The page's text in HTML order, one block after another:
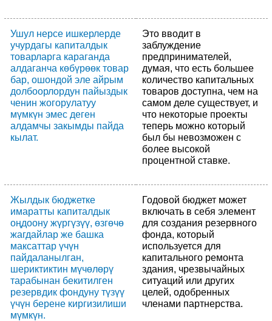
Ушул нерсе ишкерлерде
учурдагы капиталдык
товарларга караганда
алдаганча көбүрөөк товар
бар, ошондой эле айрым
долбоорлордун пайыздык
ченин жогорулатуу
мүмкүн эмес деген
алдамчы закымды пайда
кылат.
Это вводит в
заблуждение
предпринимателей,
думая, что есть большее
количество капитальных
товаров доступна, чем на
самом деле существует, и
что некоторые проекты
теперь можно который
был бы невозможен с
более высокой
процентной ставке.
Жылдык бюджетке
имаратты капиталдык
оңдоону жүргүзүү, өзгөчө
жагдайлар же башка
максаттар үчүн
пайдаланылган,
шериктиктин мүчөлөрү
тарабынан бекитилген
резервдик фондуну түзүү
үчүн берене киргизилиши
мүмкүн.
Годовой бюджет может
включать в себя элемент
для создания резервного
фонда, который
используется для
капитального ремонта
здания, чрезвычайных
ситуаций или других
целей, одобренных
членами партнерства.